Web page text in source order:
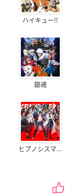
ハイキュー!!
銀魂
ヒプノシスマ...